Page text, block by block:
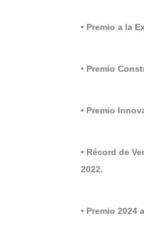
• Premio a la
• Premio
• Premio
• Récord de
2022.
• Premio 2024